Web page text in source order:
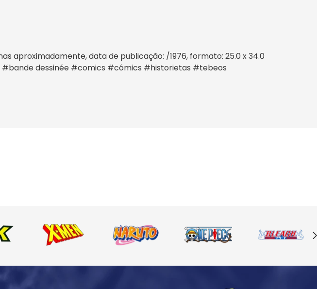
aproximadamente, data de publicação: /1976, formato: 25.0 x 34.0
#bande dessinée #comics #cómics #historietas #tebeos